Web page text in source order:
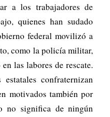
a los trabajadores de
quienes han sudado
federal movilizó a
como la policía militar,
las labores de rescate.
confraternizan
motivados también por
no significa de ningún